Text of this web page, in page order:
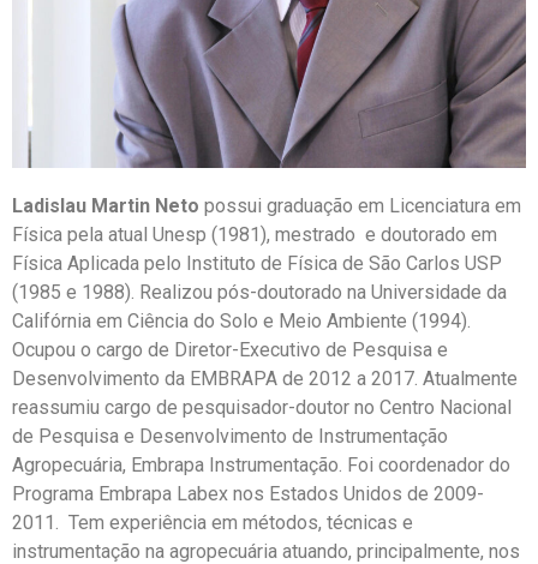
Ladislau Martin Neto possui graduação em Licenciatura em
Física pela atual Unesp (1981), mestrado e doutorado em
Física Aplicada pelo Instituto de Física de São Carlos USP
(1985 e 1988). Realizou pós-doutorado na Universidade da
Califórnia em Ciência do Solo e Meio Ambiente (1994).
Ocupou o cargo de Diretor-Executivo de Pesquisa e
Desenvolvimento da EMBRAPA de 2012 a 2017. Atualmente
reassumiu cargo de pesquisador-doutor no Centro Nacional
de Pesquisa e Desenvolvimento de Instrumentação
Agropecuária, Embrapa Instrumentação. Foi coordenador do
Programa Embrapa Labex nos Estados Unidos de 2009-
2011. Tem experiência em métodos, técnicas e
instrumentação na agropecuária atuando, principalmente, nos